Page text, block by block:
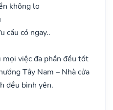
không lo
cầu có ngay..
việc đa phần đều tốt
Tây Nam – Nhà cửa
đều bình yên.